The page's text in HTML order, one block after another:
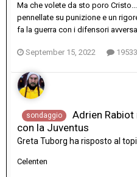
Ma che volete da sto poro
pennellate su punizione e un
fa la guerra con i difensori
September 15, 2022
sondaggio
Adrien Rabiot
con la Juventus
Greta Tuborg ha risposto al
Celenten